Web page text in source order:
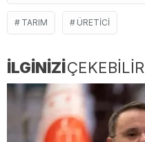
TARIM ÜRETICI
İLGİNİZİÇEKEBİLİR